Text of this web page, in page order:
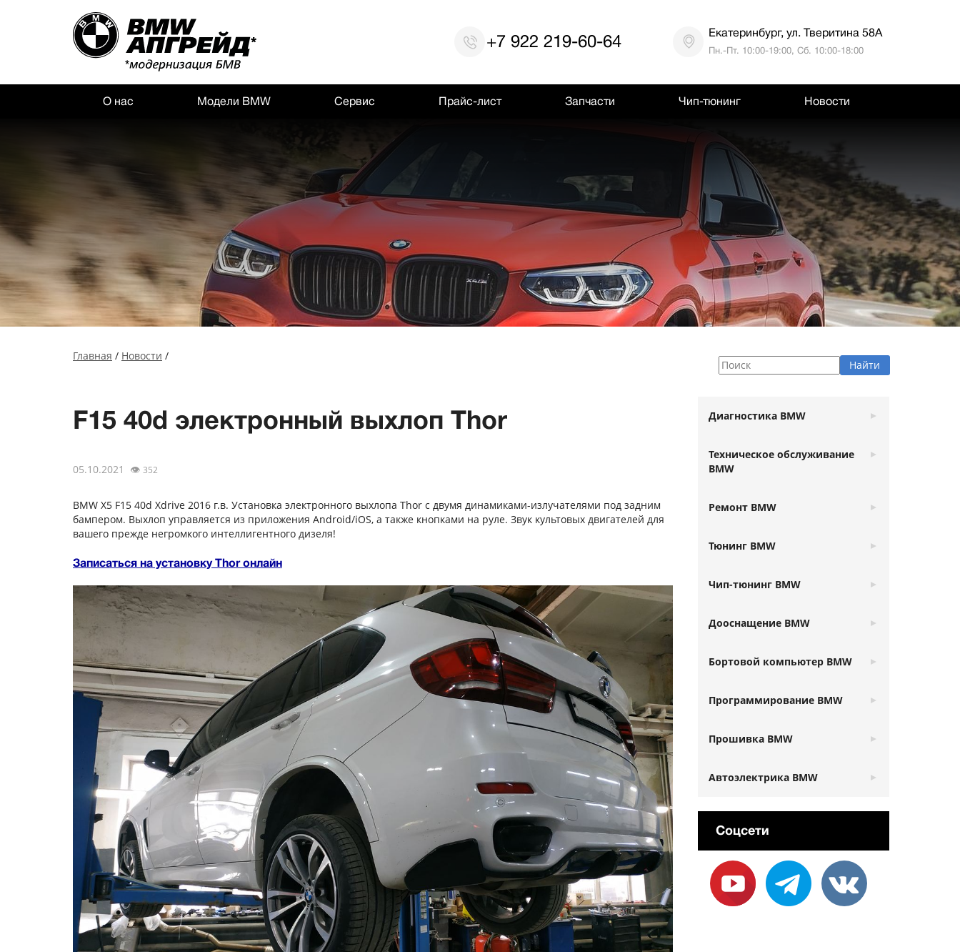
+7 922 219-60-64 Екатеринбург, ул. Тверитина 58А
Пн.-Пт. 10:00-19:00, Сб. 10:00-18:00
О нас Модели BMW Сервис Прайс-лист Запчасти Чип-тюнинг Новости
Главная / Новости /
F15 40d электронный выхлоп Thor
05.10.2021 👁 352
BMW X5 F15 40d Xdrive 2016 г.в. Установка электронного выхлопа Thor с двумя динамиками-излучателями под задним
бампером. Выхлоп управляется из приложения Android/iOS, а также кнопками на руле. Звук культовых двигателей для
вашего прежде негромкого интеллигентного дизеля!
Записаться на установку Thor онлайн
Диагностика BMW
Техническое обслуживание
BMW
Ремонт BMW
Тюнинг BMW
Чип-тюнинг BMW
Дооснащение BMW
Бортовой компьютер BMW
Программирование BMW
Прошивка BMW
Автоэлектрика BMW
Соцсети